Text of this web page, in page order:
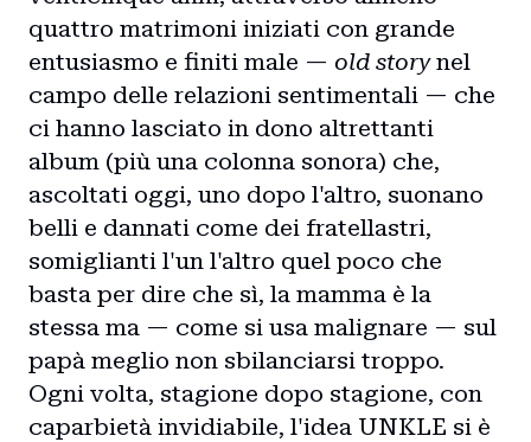
quattro matrimoni iniziati con grande
entusiasmo e finiti male — old storynel
campo delle relazioni sentimentali — che
ci hanno lasciato in dono altrettanti
album (più una colonna sonora) che,
ascoltati oggi, uno dopo l'altro, suonano
belli e dannati come dei fratellastri,
somiglianti l'un l'altro quel poco che
basta per dire che sì, la mamma è la
stessa ma — come si usa malignare — sul
papà meglio non sbilanciarsi troppo.
Ogni volta, stagione dopo stagione, con
caparbietà invidiabile, l'idea UNKLE si è